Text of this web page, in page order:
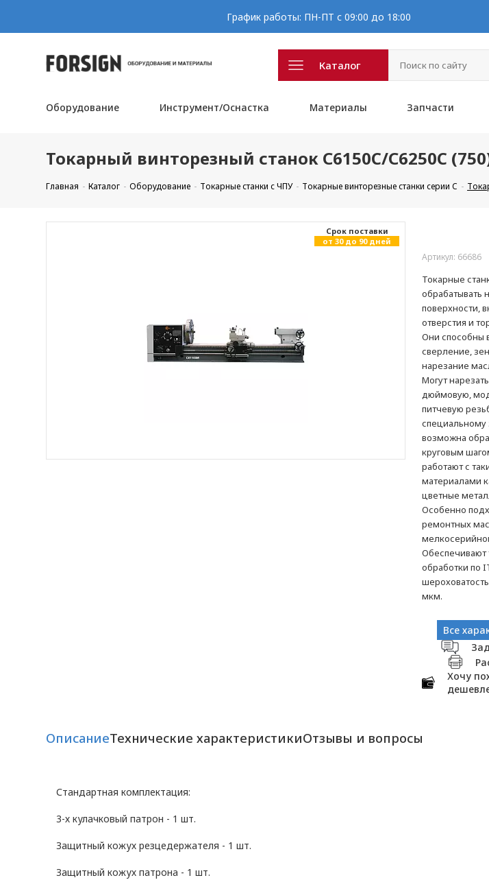
График работы: ПН-ПТ с 09:00 до 18:00
Каталог
Оборудование Инструмент/Оснастка Материалы Запчасти
Токарный винторезный станок С6150C/С6250C
Главная Каталог Оборудование Токарные станки с ЧПУ Токарные винторезные станки серии C
Cрок поставки
от 30 до 90 дней
Артикул: 66686
Токарные
обрабатывать
поверхности,
отверстия и
Они способны
сверление,
нарезание
Могут
дюймовую,
питчевую
специальному
возможна
круговым
работают с
материалами
цветные
Особенно
ремонтных
Обеспечивают
обработки по
мкм.
Все
Хочу
ОписаниеТехнические характеристикиОтзывы и вопросы
Стандартная комплектация:
3-х кулачковый патрон - 1 шт.
Защитный кожух резцедержателя - 1 шт.
Защитный кожух патрона - 1 шт.